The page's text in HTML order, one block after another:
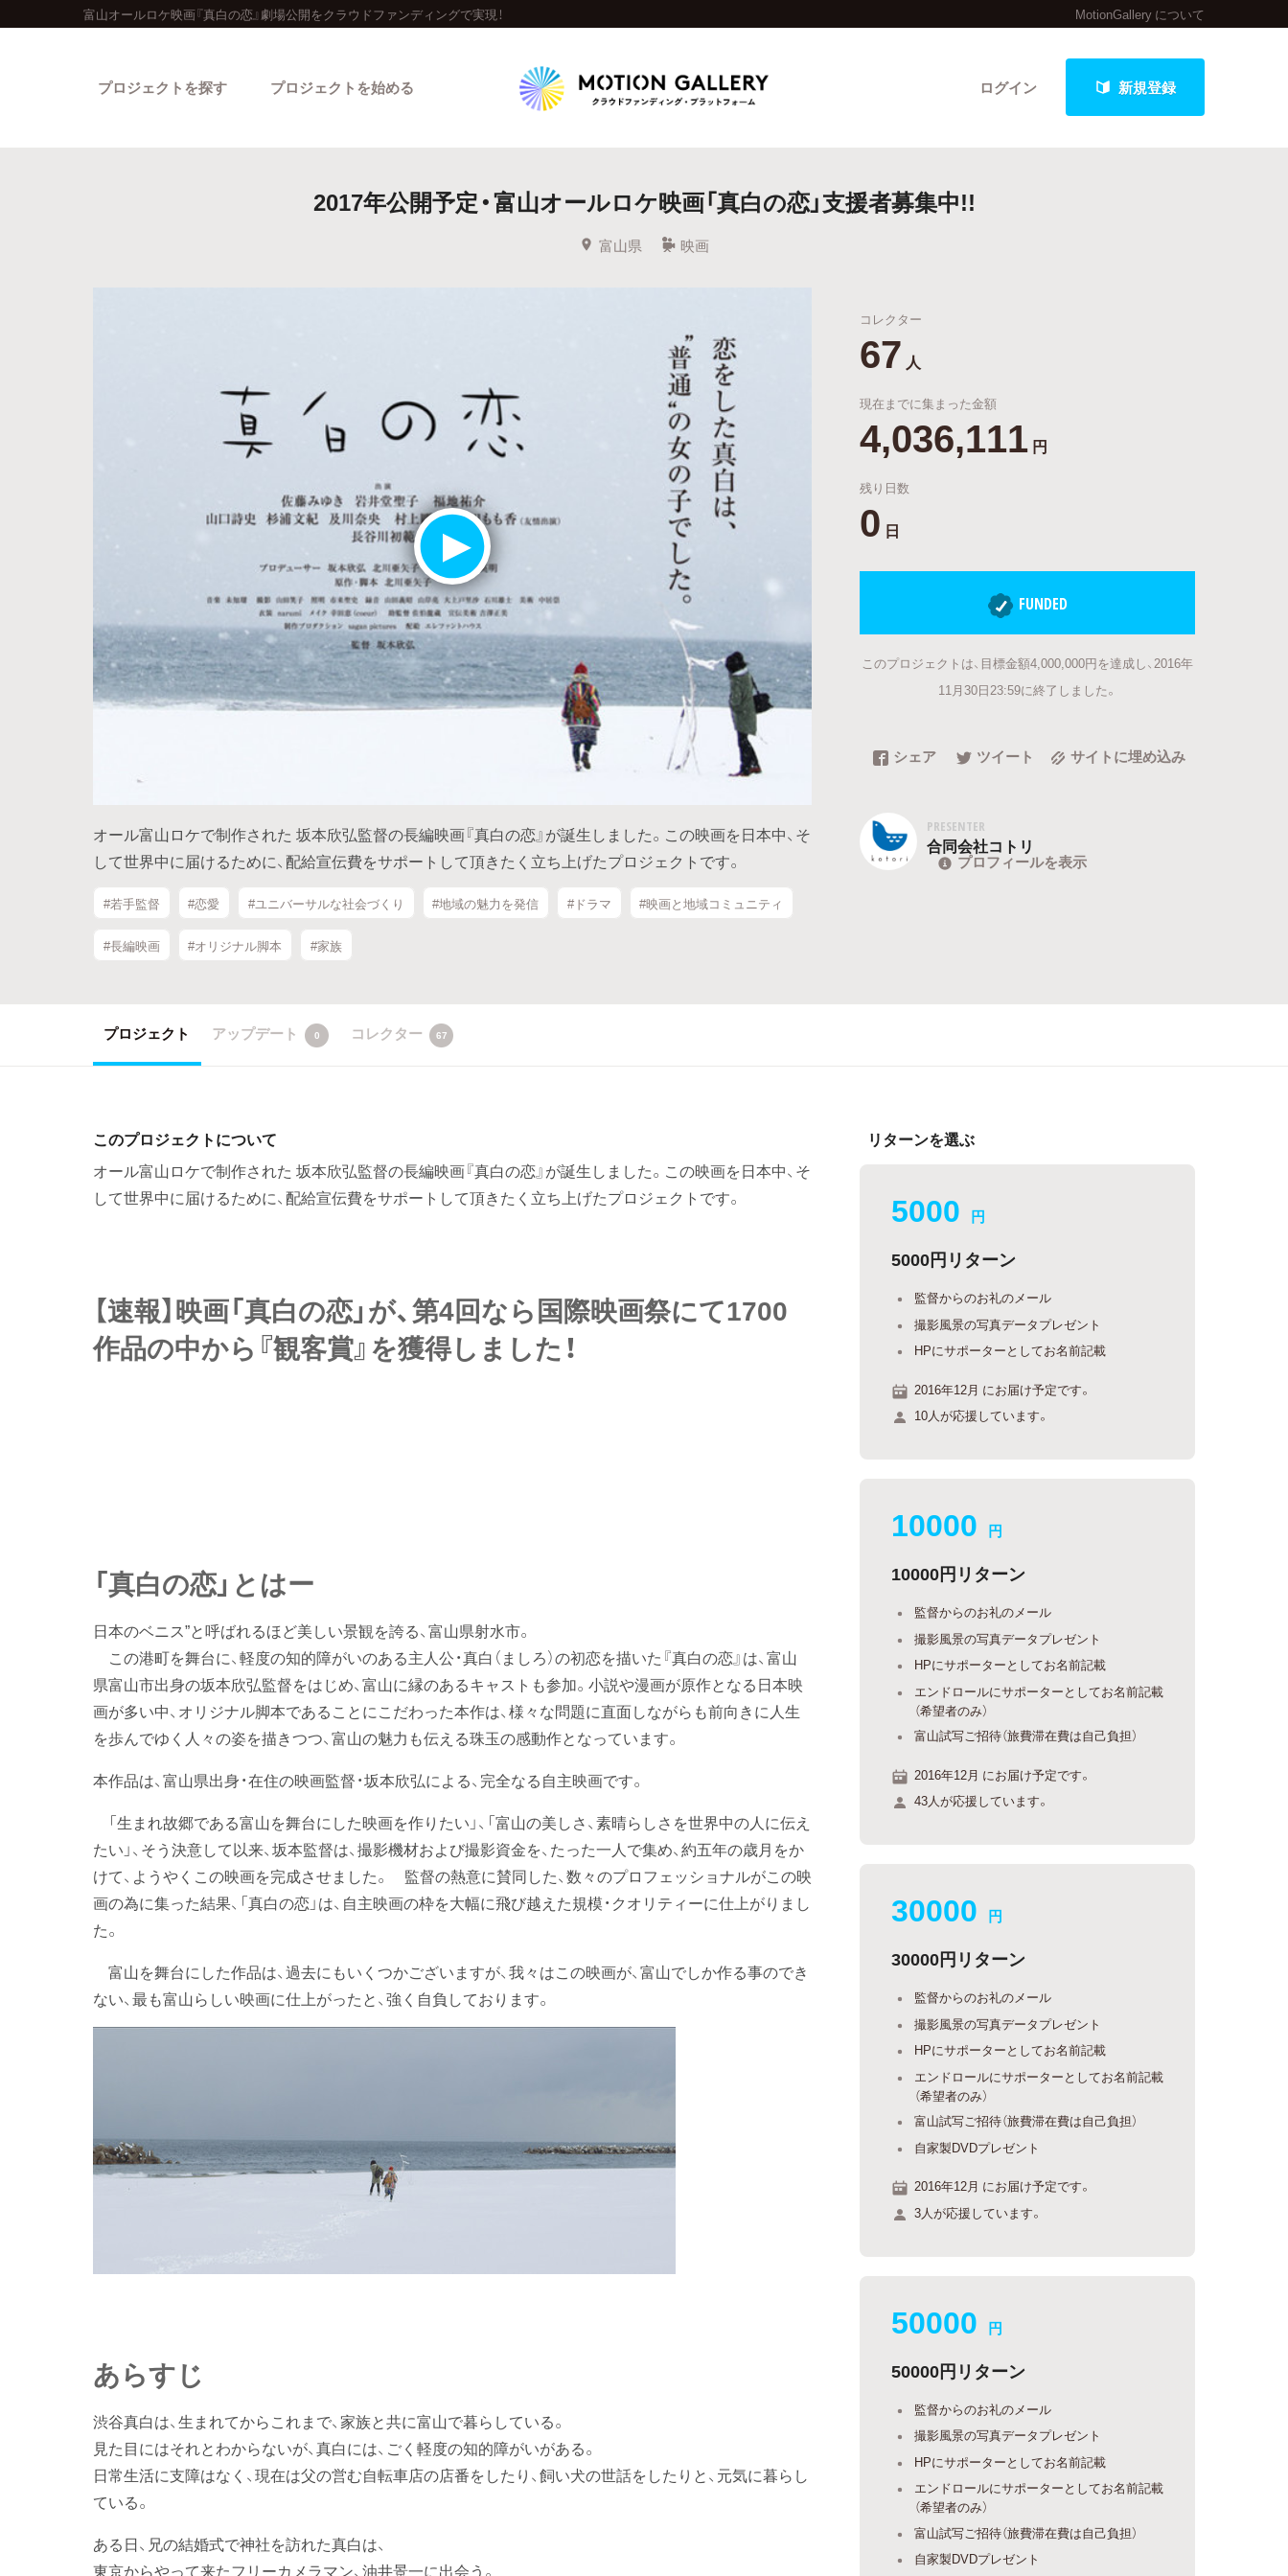
富山オールロケ映画『真白の恋』劇場公開をクラウドファンディングで実現！ MotionGallery について
ログイン 新規登録
プロジェクトを探す
人気のプロジェクト 新着プロジェクト 終了間近のプロジェクト
最新進捗報告から探す
Legendary
最新達成プロジェクト 調達額が大きいプロジェクト
プロジェクトを始める
2017年公開予定・富山オールロケ映画「真白の恋」支援者募集中!!
富山県 映画
オール富山ロケで制作された 坂本欣弘監督の長編映画『真白の恋』が誕生しました。この映画を日本中、そ
して世界中に届けるために、配給宣伝費をサポートして頂きたく立ち上げたプロジェクトです。
#若手監督 #恋愛 #ユニバーサルな社会づくり #地域の魅力を発信 #ドラマ #映画と地域コミュニティ
#長編映画 #オリジナル脚本 #家族
コレクター
67 人
現在までに集まった金額
4,036,111 円
残り日数
0 日
FUNDED
このプロジェクトは、目標金額4,000,000円を達成し、2016年
11月30日23:59に終了しました。
シェア ツイート サイトに埋め込み
PRESENTER
合同会社コトリ
プロフィールを表示
プロジェクト アップデート 0 コレクター 67
このプロジェクトについて
オール富山ロケで制作された 坂本欣弘監督の長編映画『真白の恋』が誕生しました。この映画を日本中、そ
して世界中に届けるために、配給宣伝費をサポートして頂きたく立ち上げたプロジェクトです。
【速報】映画「真白の恋」が、第4回なら国際映画祭にて1700
作品の中から『観客賞』を獲得しました！
「真白の恋」とはー
日本のベニス”と呼ばれるほど美しい景観を誇る、富山県射水市。
この港町を舞台に、軽度の知的障がいのある主人公・真白（ましろ）の初恋を描いた『真白の恋』は、富山
県富山市出身の坂本欣弘監督をはじめ、富山に縁のあるキャストも参加。小説や漫画が原作となる日本映
画が多い中、オリジナル脚本であることにこだわった本作は、様々な問題に直面しながらも前向きに人生
を歩んでゆく人々の姿を描きつつ、富山の魅力も伝える珠玉の感動作となっています。
本作品は、富山県出身・在住の映画監督・坂本欣弘による、完全なる自主映画です。
「生まれ故郷である富山を舞台にした映画を作りたい」、「富山の美しさ、素晴らしさを世界中の人に伝え
たい」、そう決意して以来、坂本監督は、撮影機材および撮影資金を、たった一人で集め、約五年の歳月をか
けて、ようやくこの映画を完成させました。 監督の熱意に賛同した、数々のプロフェッショナルがこの映
画の為に集った結果、「真白の恋」は、自主映画の枠を大幅に飛び越えた規模・クオリティーに仕上がりまし
た。
富山を舞台にした作品は、過去にもいくつかございますが、我々はこの映画が、富山でしか作る事のでき
ない、最も富山らしい映画に仕上がったと、強く自負しております。
あらすじ
渋谷真白は、生まれてからこれまで、家族と共に富山で暮らしている。
見た目にはそれとわからないが、真白には、ごく軽度の知的障がいがある。
日常生活に支障はなく、現在は父の営む自転車店の店番をしたり、飼い犬の世話をしたりと、元気に暮らし
ている。
ある日、兄の結婚式で神社を訪れた真白は、
東京からやって来たフリーカメラマン、油井景一に出会う。
リターンを選ぶ
5000 円
5000円リターン
監督からのお礼のメール
撮影風景の写真データプレゼント
HPにサポーターとしてお名前記載
2016年12月 にお届け予定です。
10人が応援しています。
10000 円
10000円リターン
監督からのお礼のメール
撮影風景の写真データプレゼント
HPにサポーターとしてお名前記載
エンドロールにサポーターとしてお名前記載
（希望者のみ）
富山試写ご招待（旅費滞在費は自己負担）
2016年12月 にお届け予定です。
43人が応援しています。
30000 円
30000円リターン
監督からのお礼のメール
撮影風景の写真データプレゼント
HPにサポーターとしてお名前記載
エンドロールにサポーターとしてお名前記載
（希望者のみ）
富山試写ご招待（旅費滞在費は自己負担）
自家製DVDプレゼント
2016年12月 にお届け予定です。
3人が応援しています。
50000 円
50000円リターン
監督からのお礼のメール
撮影風景の写真データプレゼント
HPにサポーターとしてお名前記載
エンドロールにサポーターとしてお名前記載
（希望者のみ）
富山試写ご招待（旅費滞在費は自己負担）
自家製DVDプレゼント